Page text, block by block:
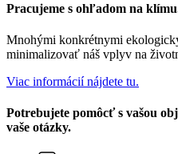
Pracujeme s ohľadom na
Mnohými konkrétnymi
minimalizovať náš vplyv na
Viac informácií nájdete tu.
Potrebujete pomôcť s vašou
vaše otázky.